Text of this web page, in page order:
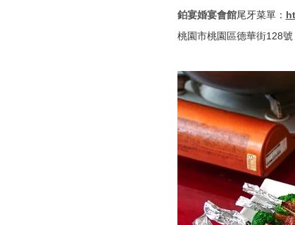
鉑宴婚宴會館尾牙菜單：
桃園市桃園區德華街128號